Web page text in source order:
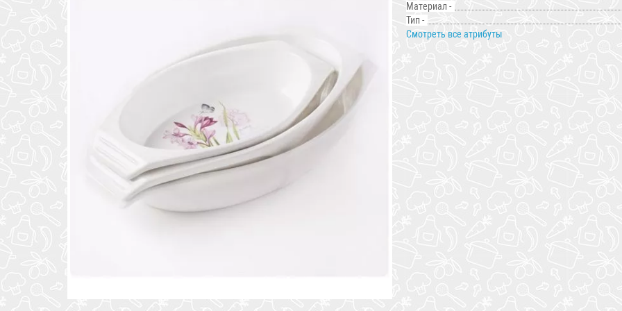
Материал -
Тип -
Смотреть все атрибуты